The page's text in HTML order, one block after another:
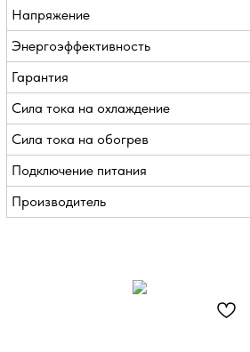
Напряжение
Энергоэффективность
Гарантия
Сила тока на охлаждение
Сила тока на обогрев
Подключение питания
Производитель